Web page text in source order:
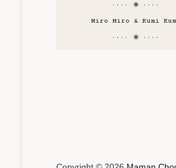
···· ❀ ····
Miro Miro & Kumi
···· ❀ ····